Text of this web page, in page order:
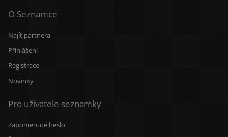
O Seznamce
Najít partnera
Přihlášení
Registrace
Novinky
Pro uživatele seznamky
Zapomenuté heslo